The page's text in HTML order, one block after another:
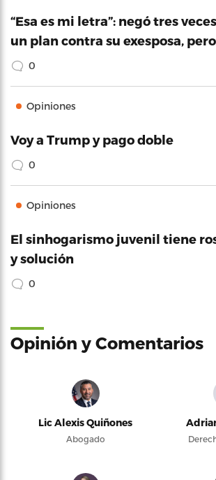
“Esa es mi letra”: negó tres
un plan contra su exesposa,
0
Opiniones
Voy a Trump y pago doble
0
Opiniones
El sinhogarismo juvenil tiene
y solución
0
Opinión y Comentarios
Lic Alexis Quiñones
Abogado